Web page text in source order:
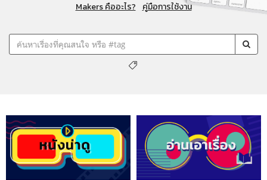
Makers คืออะไร? คู่มือการใช้งาน